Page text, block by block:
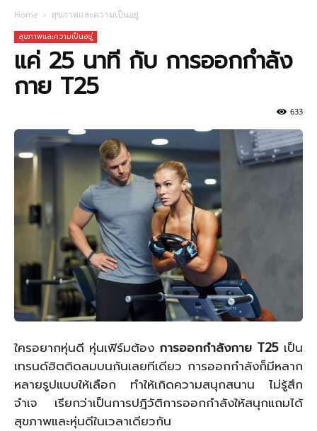
Home สุขภาพและความเป็นอยู่
สุขภาพและความเป็นอยู่
แค่ 25 นาที กับ การออกกำลัง
กาย T25
633
ใครอยากหุ่นดี หุ่นเฟิร์มต้อง การออกกำลังกาย T25 เป็น
เทรนด์ฮิตติดลมบนกันเลยทีเดียว การออกกำลังก็มีหลาก
หลายรูปแบบให้เลือก ทำให้เกิดความสนุกสนาน ไม่รู้สึก
จำเจ เรียกว่าเป็นการปฎิวัติการออกกำลังให้สนุกแถมได้
สุขภาพและหุ่นดีในเวลาเดียวกัน